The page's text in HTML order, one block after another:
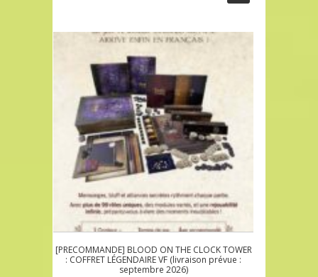
[PRECOMMANDE] BLOOD ON THE CLOCK TOWER
: COFFRET LÉGENDAIRE VF (livraison prévue :
septembre 2026)